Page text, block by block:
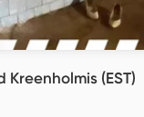
(EST)